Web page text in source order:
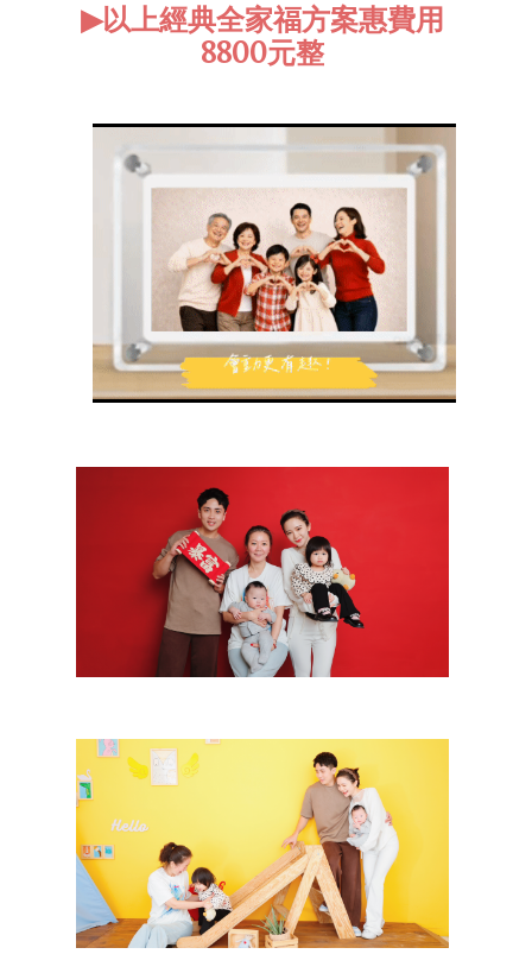
▶以上經典全家福方案惠費用
8800元整